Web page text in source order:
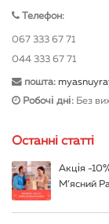
Телефон:
067 333 67 71
044 333 67 71
пошта:
Робочі дні: Без
Останні статті
Акція -
М’ясний